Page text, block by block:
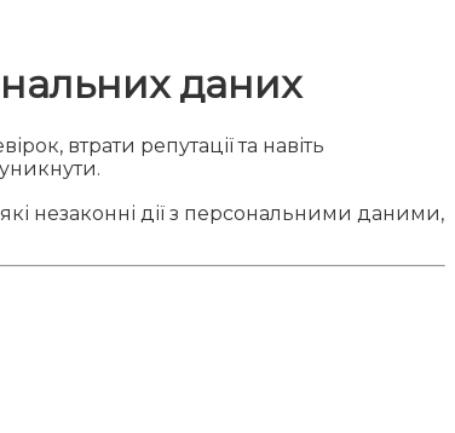
даних
втрати репутації та навіть
незаконні дії з персональними даними,